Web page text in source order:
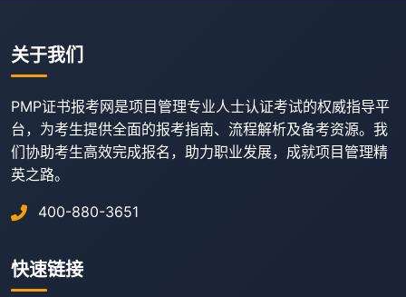
关于我们
PMP证书报考网是项目管理专业人士认证考试的权威指导平
台，为考生提供全面的报考指南、流程解析及备考资源。我
们协助考生高效完成报名，助力职业发展，成就项目管理精
英之路。
400-880-3651
快速链接